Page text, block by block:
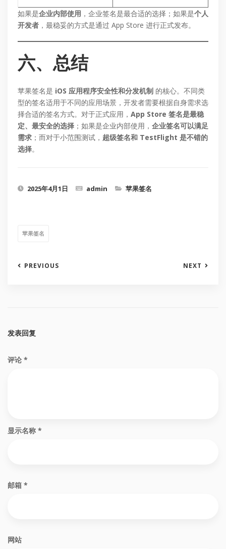
如果是企业内部使用 ，企业签名是最合适的选择；如果是个人
开发者 ，最稳妥的方式是通过 App Store 进行正式发布。
六、总结
苹果签名是 iOS 应用程序安全性和分发机制 的核心。不同类
型的签名适用于不同的应用场景，开发者需要根据自身需求选
择合适的签名方式。对于正式应用， App Store 签名是最稳
定、最安全的选择 ；如果是企业内部使用， 企业签名可以满足
需求 ；而对于小范围测试， 超级签名和 TestFlight 是不错的
选择。
2025年4月1日 admin 苹果签名
苹果签名
PREVIOUS NEXT
发表回复
评论 *
显示名称 *
邮箱 *
网站